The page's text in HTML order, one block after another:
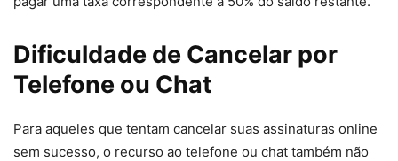
Dificuldade de Cancelar por
Telefone ou Chat
Para aqueles que tentam cancelar suas assinaturas online
sem sucesso, o recurso ao telefone ou chat também não